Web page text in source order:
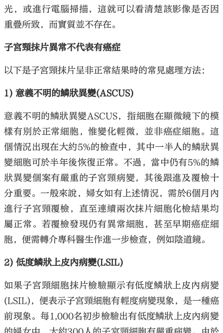
光，或進行電腦掃描，這就可以看清楚該影像是否因
重疊所致，而實質並不存在。
子宮頸抹片異常不代表有癌症
以下是子宮頸抹片呈非正常結果時的常見處理方法：
1) 意義不明的鱗狀異變(ASCUS)
意義不明的鱗狀異變ASCUS，指細胞在顯微鏡下的模
樣有別於正常細胞，惟變化輕微，並非癌症細胞。這
個情況出現在大約5%的檢查中，其中一半人的鱗狀異
變細胞可於半年後恢復正常。不過，當中仍有5%的鱗
狀異變個案有嚴重的子宮頸病變，其後跟進及覆檢十
分重要。一般來說，婦女如有上述情況，需於6個月內
進行子宮頸覆檢，直至連續兩次抹片細胞化檢結果均
屬正常。若覆檢發現仍有異常細胞，甚至早期癌症細
胞，便需轉介專科醫生作進一步檢查，例如陰道鏡。
2) 低度鱗狀上皮內病變(LSIL)
如果子宮頸細胞抹片檢驗顯示有低度鱗狀上皮內病變
(LSIL)，便表示子宮頸細胞有輕度病變現象，是一種癌
前現象。每1,000名初步檢驗出有低度鱗狀上皮內病變